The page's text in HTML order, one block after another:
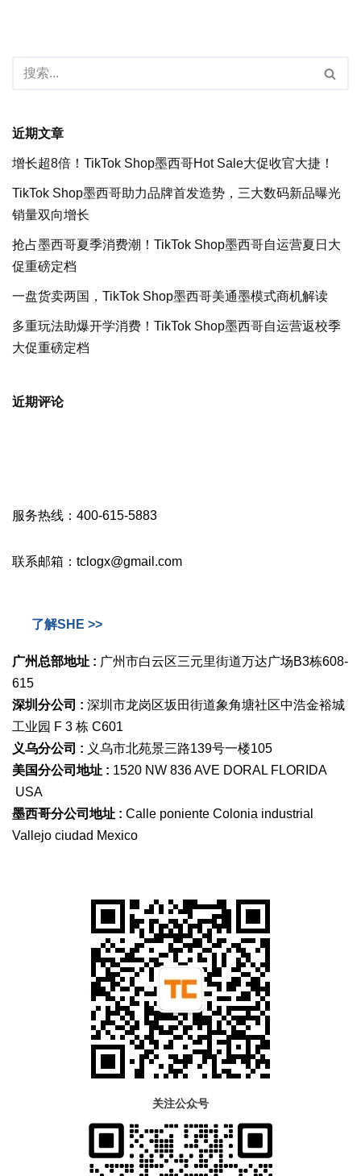
近期文章
增长超8倍！TikTok Shop墨西哥Hot Sale大促收官大捷！
TikTok Shop墨西哥助力品牌首发造势，三大数码新品曝光
销量双向增长
抢占墨西哥夏季消费潮！TikTok Shop墨西哥自运营夏日大
促重磅定档
一盘货卖两国，TikTok Shop墨西哥美通墨模式商机解读
多重玩法助爆开学消费！TikTok Shop墨西哥自运营返校季
大促重磅定档
近期评论
服务热线：400-615-5883
联系邮箱：tclogx@gmail.com
了解SHE >>
广州总部地址 : 广州市白云区三元里街道万达广场B3栋608-
615
深圳分公司 : 深圳市龙岗区坂田街道象角塘社区中浩金裕城
工业园 F 3 栋 C601
义乌分公司 : 义乌市北苑景三路139号一楼105
美国分公司地址 : 1520 NW 836 AVE DORAL FLORIDA
USA
墨西哥分公司地址 : Calle poniente Colonia industrial
Vallejo ciudad Mexico
关注公众号